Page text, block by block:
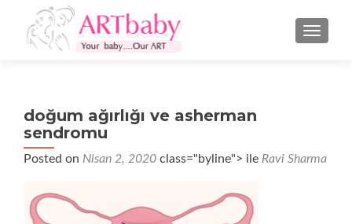
doğum ağırlığı ve asherman
sendromu
Posted on Nisan 2, 2020 class="byline"> ile Ravi Sharma